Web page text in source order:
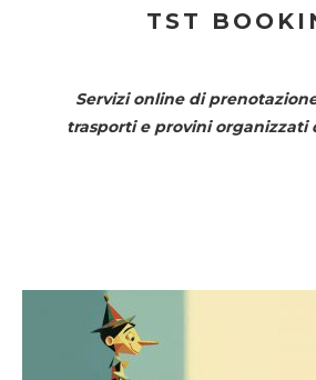
TST
Servizi online di
trasporti e provini organizzati